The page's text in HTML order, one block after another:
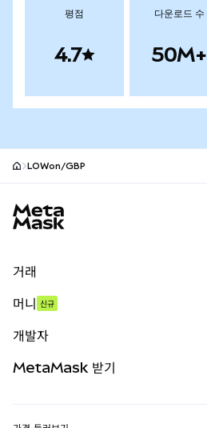
평점
4.7
다운로드 수
50M+
LOWon/GBP
거래
무기한 선물
실물자산
머니 신규
개발자
MetaMask 받기